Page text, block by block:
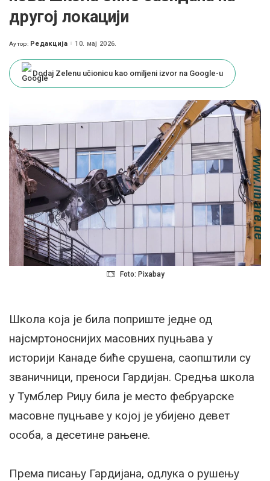
другој локацији
Posted
Аутор: Редакција 10. мај 2026.
Dodaj Zelenu učionicu kao omiljeni izvor na Google-u
Foto: Pixabay
Школа која је била поприште једне од
најсмртоноснијих масовних пуцњава у
историји Канаде биће срушена, саопштили су
званичници, преноси Гардијан. Средња школа
у Тумблер Риџу била је место фебруарске
масовне пуцњаве у којој је убијено девет
особа, а десетине рањене.
Према писању Гардијана, одлука о рушењу